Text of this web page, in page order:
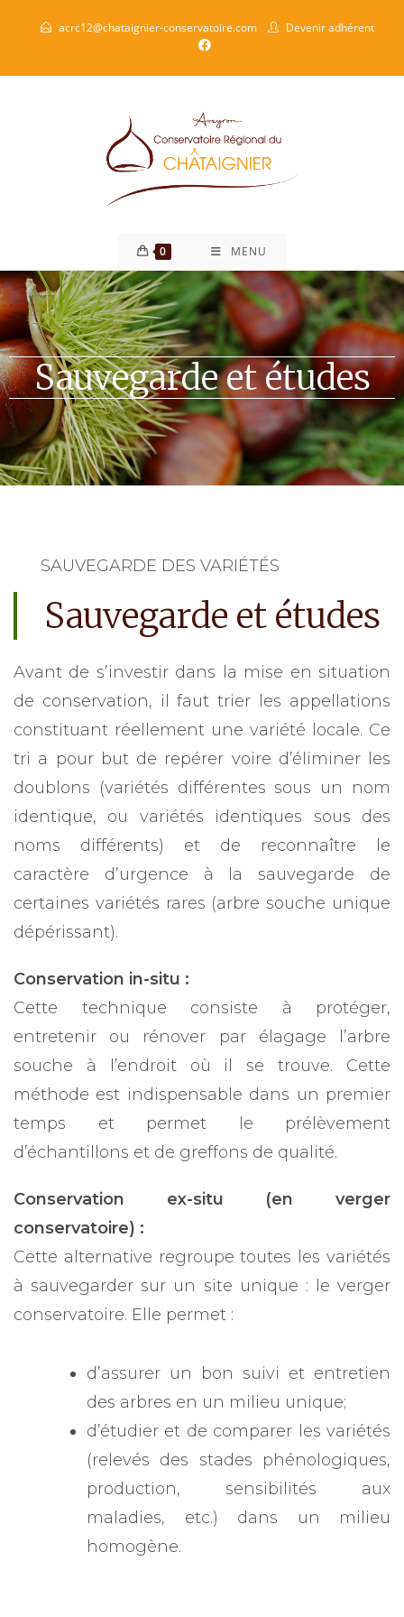
acrc12@chataignier-conservatoire.com Devenir adhérent
0 MENU
Sauvegarde et études
SAUVEGARDE DES VARIÉTÉS
Sauvegarde et études
Avant de s’investir dans la mise en situation
de conservation, il faut trier les appellations
constituant réellement une variété locale. Ce
tri a pour but de repérer voire d’éliminer les
doublons (variétés différentes sous un nom
identique, ou variétés identiques sous des
noms différents) et de reconnaître le
caractère d’urgence à la sauvegarde de
certaines variétés rares (arbre souche unique
dépérissant).
Conservation in-situ :
Cette technique consiste à protéger,
entretenir ou rénover par élagage l’arbre
souche à l’endroit où il se trouve. Cette
méthode est indispensable dans un premier
temps et permet le prélèvement
d’échantillons et de greffons de qualité.
Conservation ex-situ (en verger
conservatoire) :
Cette alternative regroupe toutes les variétés
à sauvegarder sur un site unique : le verger
conservatoire. Elle permet :
d’assurer un bon suivi et entretien
des arbres en un milieu unique;
d’étudier et de comparer les variétés
(relevés des stades phénologiques,
production, sensibilités aux
maladies, etc.) dans un milieu
homogène.